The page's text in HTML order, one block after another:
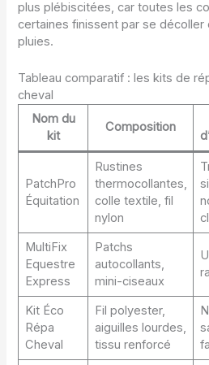
plus plébiscitées, car toutes les
certaines finissent par se
pluies.
Tableau comparatif : les kits de
cheval
Nom du
kit
Composition
PatchPro
Équitation
Rustines
thermocollantes,
colle textile, fil
nylon
MultiFix
Equestre
Express
Patchs
autocollants,
mini-ciseaux
Kit Éco
Répa
Cheval
Fil polyester,
aiguilles lourdes,
tissu renforcé